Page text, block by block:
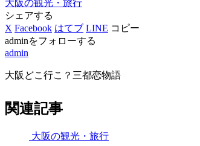
大阪の観光・旅行
シェアする
X Facebook はてブ LINE コピー
adminをフォローする
admin
大阪どこ行こ？三都恋物語
関連記事
大阪の観光・旅行